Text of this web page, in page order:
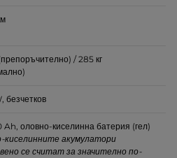
/ 285 кг
безчетков
Ah, оловно-киселинна батерия (гел)
киселинните акумулатори
се считат за значително по-